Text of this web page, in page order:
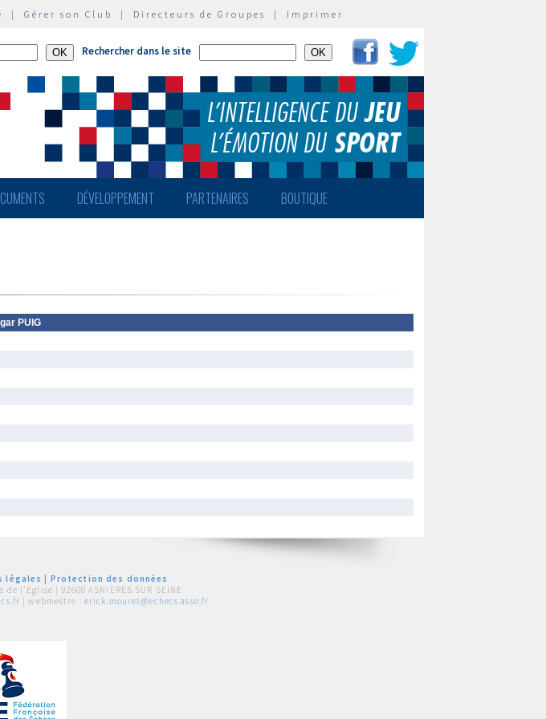
| Gérer son Club | Directeurs de Groupes | Imprimer
Rechercher dans le site
DÉVELOPPEMENT PARTENAIRES BOUTIQUE
PUIG
légales
Protection des données
de l'Eglise | 92600 ASNIERES SUR SEINE
| webmestre : erick.mouret@echecs.asso.fr